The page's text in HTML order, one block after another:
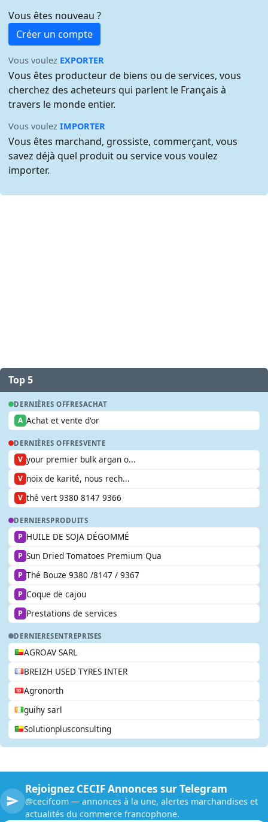
Vous êtes nouveau ?
Créer un compte
Vous voulez EXPORTER
Vous êtes producteur de biens ou de services, vous
cherchez des acheteurs qui parlent le Français à
travers le monde entier.
Vous voulezIMPORTER
Vous êtes marchand, grossiste, commerçant, vous
savez déjà quel produit ou service vous voulez
importer.
Top 5
DERNIÈRES OFFRESACHAT
A Achat et vente d'or
DERNIÈRES OFFRESVENTE
V your premier bulk argan o...
V noix de karité, nous rech...
V thé vert 9380 8147 9366
DERNIERSPRODUITS
P HUILE DE SOJA DÉGOMMÉ
P Sun Dried Tomatoes Premium Qua
P Thé Bouze 9380 /8147 / 9367
P Coque de cajou
P Prestations de services
DERNIERESENTREPRISES
AGROAV SARL
BREIZH USED TYRES INTER
Agronorth
guihy sarl
Solutionplusconsulting
Rejoignez CECIF Annonces sur Telegram
@cecifcom — annonces à la une, alertes marchandises et
actualités du commerce francophone.